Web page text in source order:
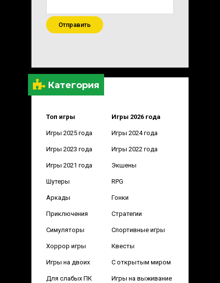
Категория
Топ игры Игры 2026 года
Игры 2025 года Игры 2024 года
Игры 2023 года Игры 2022 года
Игры 2021 года Экшены
Шутеры RPG
Аркады Гонки
Приключения Стратегии
Симуляторы Спортивные игры
Хоррор игры Квесты
Игры на двоих С открытым миром
Для слабых ПК Игры на выживание
Отправить